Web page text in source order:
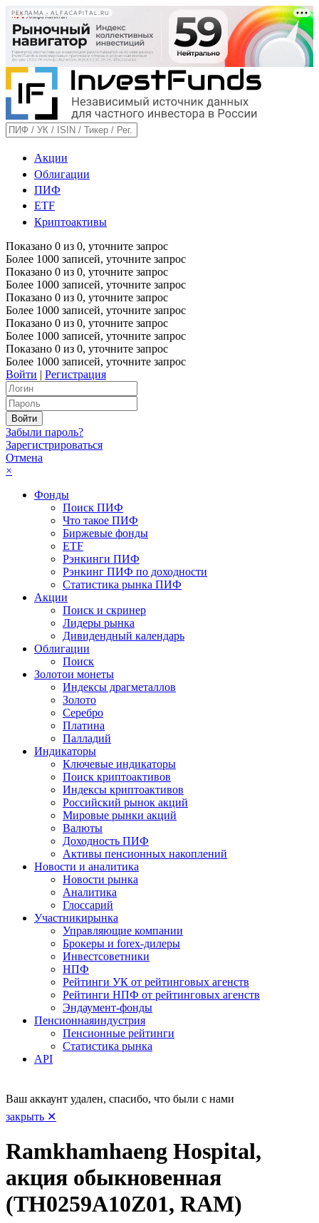
РЕКЛАМА • ALFACAPITAL.RU
Акции
Облигации
ПИФ
ETF
Криптоактивы
Показано 0 из 0, уточните запрос
Более 1000 записей, уточните запрос
Показано 0 из 0, уточните запрос
Более 1000 записей, уточните запрос
Показано 0 из 0, уточните запрос
Более 1000 записей, уточните запрос
Показано 0 из 0, уточните запрос
Более 1000 записей, уточните запрос
Показано 0 из 0, уточните запрос
Более 1000 записей, уточните запрос
Войти | Регистрация
Забыли пароль?
Зарегистрироваться
Отмена
×
Фонды
Поиск ПИФ
Что такое ПИФ
Биржевые фонды
ETF
Рэнкинги ПИФ
Рэнкинг ПИФ по доходности
Статистика рынка ПИФ
Акции
Поиск и скринер
Лидеры рынка
Дивидендный календарь
Облигации
Поиск
Золотои монеты
Индексы драгметаллов
Золото
Серебро
Платина
Палладий
Индикаторы
Ключевые индикаторы
Поиск криптоактивов
Индексы криптоактивов
Российский рынок акций
Мировые рынки акций
Валюты
Доходность ПИФ
Активы пенсионных накоплений
Новости и аналитика
Новости рынка
Аналитика
Глоссарий
Участникирынка
Управляющие компании
Брокеры и forex-дилеры
Инвестсоветники
НПФ
Рейтинги УК от рейтинговых агенств
Рейтинги НПФ от рейтинговых агенств
Эндаумент-фонды
Пенсионнаяиндустрия
Пенсионные рейтинги
Статистика рынка
API
Ваш аккаунт удален, спасибо, что были с нами
закрыть ✕
Ramkhamhaeng Hospital,
акция обыкновенная
(TH0259A10Z01, RAM)